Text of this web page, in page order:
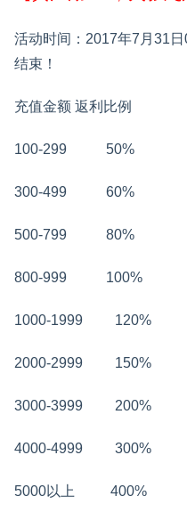
活动时间：2017年7月31
结束！
充值金额 返利比例
100-299 50%
300-499 60%
500-799 80%
800-999 100%
1000-1999 120%
2000-2999 150%
3000-3999 200%
4000-4999 300%
5000以上 400%